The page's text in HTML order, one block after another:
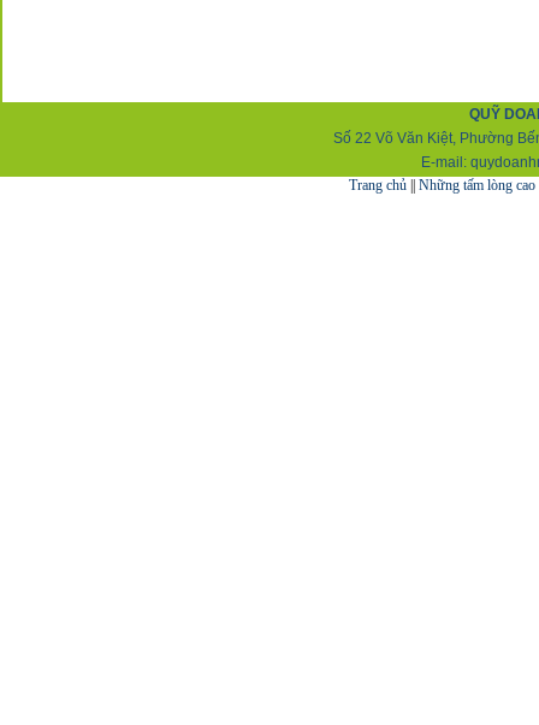
QUỸ
Số 22 Võ Văn Kiệt, Phường
E-mail: q
Trang chủ|| Những tấm lòng cao